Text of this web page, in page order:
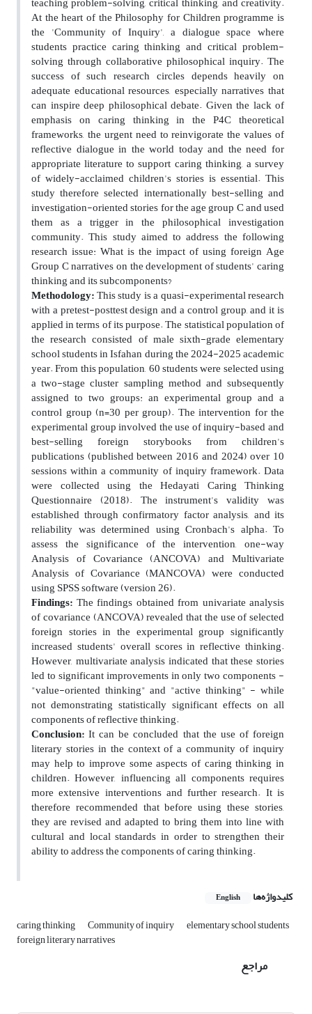
At the heart of the Philosophy for Children programme is
the 'Community of Inquiry', a dialogue space where
students practice caring thinking and critical problem-
solving through collaborative philosophical inquiry. The
success of such research circles depends heavily on
adequate educational resources, especially narratives that
can inspire deep philosophical debate. Given the lack of
emphasis on caring thinking in the P4C theoretical
frameworks, the urgent need to reinvigorate the values of
reflective dialogue in the world today and the need for
appropriate literature to support caring thinking, a survey
of widely-acclaimed children's stories is essential. This
study therefore selected internationally best-selling and
investigation-oriented stories for the age group C and used
them as a trigger in the philosophical investigation
community. This study aimed to address the following
research issue: What is the impact of using foreign Age
Group C narratives on the development of students' caring
thinking and its subcomponents?
Methodology:This study is a quasi-experimental research
with a pretest-posttest design and a control group, and it is
applied in terms of its purpose. The statistical population of
the research consisted of male sixth-grade elementary
school students in Isfahan during the 2024-2025 academic
year. From this population, 60 students were selected using
a two-stage cluster sampling method and subsequently
assigned to two groups: an experimental group and a
control group (n=30 per group). The intervention for the
experimental group involved the use of inquiry-based and
best-selling foreign storybooks from children's
publications (published between 2016 and 2024) over 10
sessions within a community of inquiry framework. Data
were collected using the Hedayati Caring Thinking
Questionnaire (2018). The instrument's validity was
established through confirmatory factor analysis, and its
reliability was determined using Cronbach's alpha. To
assess the significance of the intervention, one-way
Analysis of Covariance (ANCOVA) and Multivariate
Analysis of Covariance (MANCOVA) were conducted
using SPSS software (version 26).
Findings: The findings obtained from univariate analysis
of covariance (ANCOVA) revealed that the use of selected
foreign stories in the experimental group significantly
increased students' overall scores in reflective thinking.
However, multivariate analysis indicated that these stories
led to significant improvements in only two components -
"value-oriented thinking" and "active thinking" - while
not demonstrating statistically significant effects on all
components of reflective thinking.
Conclusion: It can be concluded that the use of foreign
literary stories in the context of a community of inquiry
may help to improve some aspects of caring thinking in
children. However, influencing all components requires
more extensive interventions and further research. It is
therefore recommended that before using these stories,
they are revised and adapted to bring them into line with
cultural and local standards in order to strengthen their
ability to address the components of caring thinking.
کلیدواژه‌ها English
caring thinking Community of inquiry elementary school students
foreign literary narratives
مراجع